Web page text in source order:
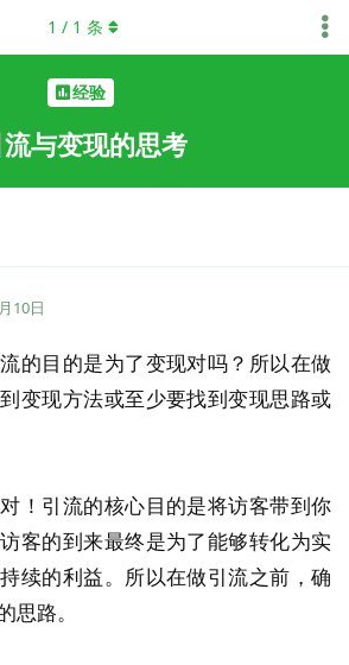
经验
与变现的思考
1 / 1 条
10日
的目的是为了变现对吗？所以在做
变现方法或至少要找到变现思路或
！引流的核心目的是将访客带到你
客的到来最终是为了能够转化为实
续的利益。所以在做引流之前，确
思路。